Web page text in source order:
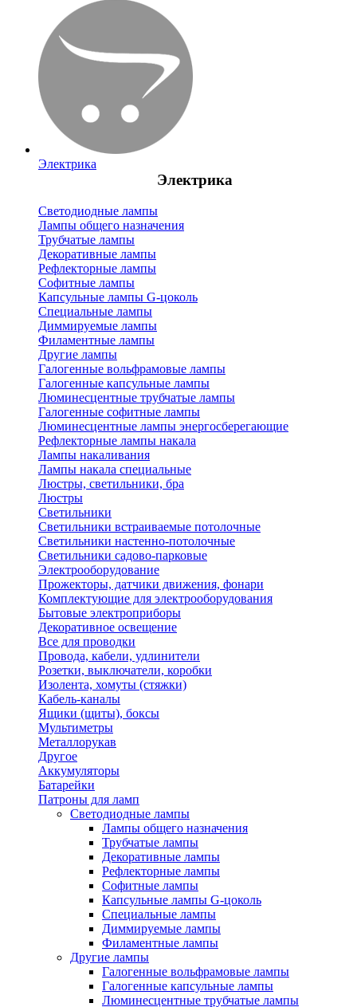
Электрика
Электрика
Светодиодные лампы
Лампы общего назначения
Трубчатые лампы
Декоративные лампы
Рефлекторные лампы
Софитные лампы
Капсульные лампы G-цоколь
Специальные лампы
Диммируемые лампы
Филаментные лампы
Другие лампы
Галогенные вольфрамовые лампы
Галогенные капсульные лампы
Люминесцентные трубчатые лампы
Галогенные софитные лампы
Люминесцентные лампы энергосберегающие
Рефлекторные лампы накала
Лампы накаливания
Лампы накала специальные
Люстры, светильники, бра
Люстры
Светильники
Светильники встраиваемые потолочные
Светильники настенно-потолочные
Светильники садово-парковые
Электрооборудование
Прожекторы, датчики движения, фонари
Комплектующие для электрооборудования
Бытовые электроприборы
Декоративное освещение
Все для проводки
Провода, кабели, удлинители
Розетки, выключатели, коробки
Изолента, хомуты (стяжки)
Кабель-каналы
Ящики (щиты), боксы
Мультиметры
Металлорукав
Другое
Аккумуляторы
Батарейки
Патроны для ламп
Светодиодные лампы
Лампы общего назначения
Трубчатые лампы
Декоративные лампы
Рефлекторные лампы
Софитные лампы
Капсульные лампы G-цоколь
Специальные лампы
Диммируемые лампы
Филаментные лампы
Другие лампы
Галогенные вольфрамовые лампы
Галогенные капсульные лампы
Люминесцентные трубчатые лампы